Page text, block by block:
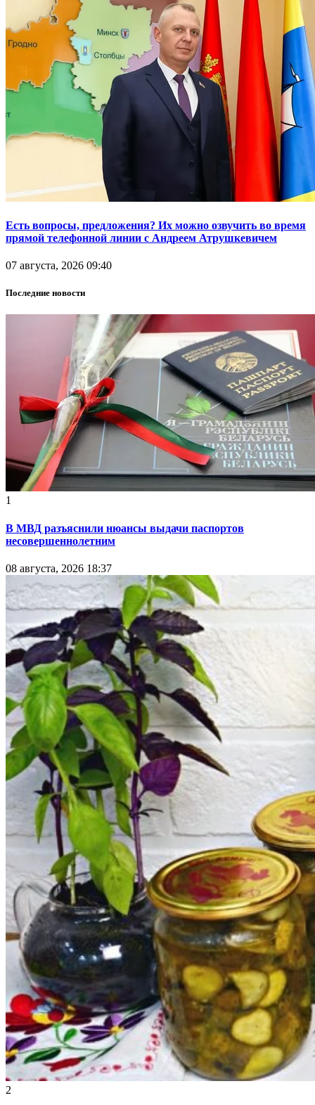
Есть вопросы, предложения? Их можно озвучить во время
прямой телефонной линии с Андреем Атрушкевичем
07 августа, 2026 09:40
Последние новости
1
В МВД разъяснили нюансы выдачи паспортов
несовершеннолетним
08 августа, 2026 18:37
2